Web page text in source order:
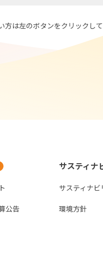
は左のボタンをクリックし
公告
サスティナ
サスティナビ
環境方針